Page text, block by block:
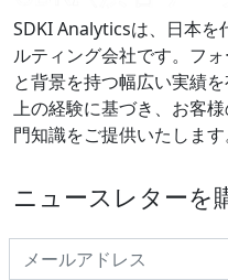
SDKI Analyticsは、日本を
ルティング会社です。フ
と背景を持つ幅広い実績
上の経験に基づき、お客
門知識をご提供いたします
ニュースレターを